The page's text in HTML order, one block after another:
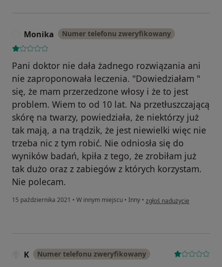
Monika Numer telefonu zweryfikowany
Pani doktor nie dała żadnego rozwiązania ani
nie zaproponowała leczenia. "Dowiedziałam "
się, że mam przerzedzone włosy i że to jest
problem. Wiem to od 10 lat. Na przetłuszczającą
skórę na twarzy, powiedziała, że niektórzy już
tak mają, a na trądzik, że jest niewielki więc nie
trzeba nic z tym robić. Nie odniosła się do
wyników badań, kpiła z tego, że zrobiłam już
tak dużo oraz z zabiegów z których korzystam.
Nie polecam.
15 października 2021 • W innym miejscu • Inny • w opinii użytkownika
zgłoś nadużycie
K Numer telefonu zweryfikowany